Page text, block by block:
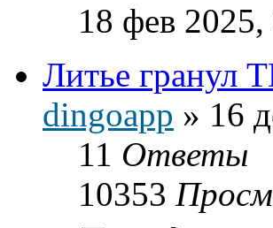
18 фев
Литье гранул
dingoapp » 16
11 Ответы
10353